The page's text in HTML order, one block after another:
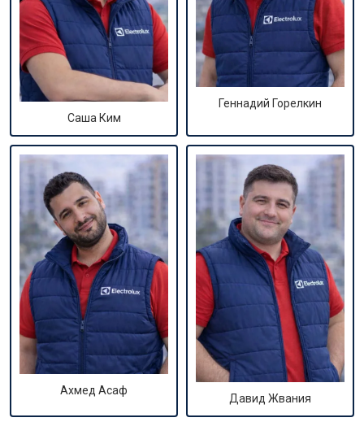
Саша Ким
Геннадий Горелкин
Ахмед Асаф
Давид Жвания